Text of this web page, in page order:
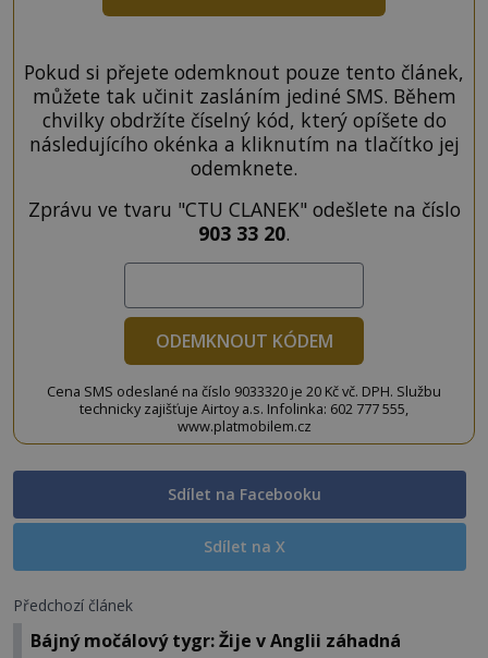
Pokud si přejete odemknout pouze tento článek,
můžete tak učinit zasláním jediné SMS. Během
chvilky obdržíte číselný kód, který opíšete do
následujícího okénka a kliknutím na tlačítko jej
odemknete.
Zprávu ve tvaru "CTU CLANEK" odešlete na číslo
903 33 20.
ODEMKNOUT KÓDEM
Cena SMS odeslané na číslo 9033320 je 20 Kč vč. DPH. Službu
technicky zajišťuje Airtoy a.s. Infolinka: 602 777 555,
www.platmobilem.cz
Sdílet na Facebooku
Sdílet na X
Předchozí článek
Bájný močálový tygr: Žije v Anglii záhadná